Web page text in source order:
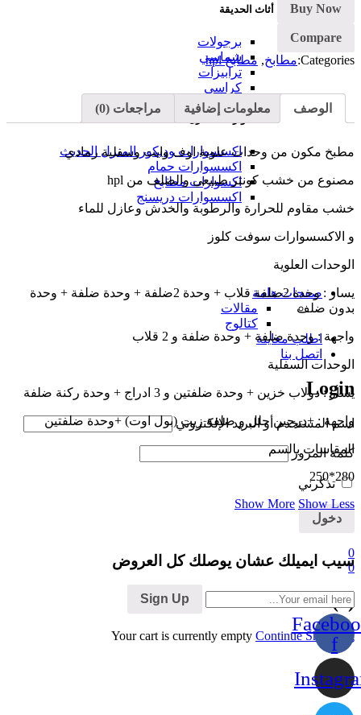
أثاث الحديقة
برجولات
شماسي
ترابيزات
كراسي
اكسسوارات المنزل
اكسسوارات وديكور المنزل الحديث
اكسسوارات حمام
اكسوارات مطابخ
اكسسوارات دريسنج
صفحات هامة
مقالات
كتالوج
اطلب معاينة
اتصل بنا
Login
اسم المستخدم أو البريد الإلكتروني
كلمة المرور
تذكرني
0
0
Cart (0)
Your cart is currently empty Continue Shopping
أوف
Buy Now
Compare
Categories: مطابخ, مطابخ hpl
الوصف معلومات إضافية مراجعات (0)
مطبخ مكون من وحدات علوية اوف وايت وسفلية رمادي
مصنوع من خشب كونتر طبيعي والضلف من hpl
خشب مقاوم للحرارة والرطوبة والخدش وعازل للماء
و الاكسسوارات سوفت كلوز
الوحدات العلوية
يسار : وحدة 2ضلفة قلاب + وحدة 2ضلفة + وحدة ضلفة + وحدة
بدون ضلف
واجهة : وحدة ضلفة + وحدة ضلفة و 2 قلاب
الوحدات السفلية
يسار : دولاب خزين + وحدة ضلفتين و 3 ادراج + وحدة ركنة ضلفة
واجهة : +درجين حلل و ضلفة زيت (بول اوت) +وحدة ضلفتين
المقاسات بالسم
280*250
Show More Show Less
سيب ايميلك عشان يوصلك كل العروض
Sign Up
f